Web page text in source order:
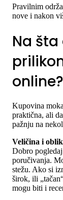
Pravilnim
nove i nakon
Na
online?
Kupovina
praktična, ali
pažnju na
Veličina i oblik
Dobro
poručivanja.
stežu. Ako si
širok, ili
mogu biti i